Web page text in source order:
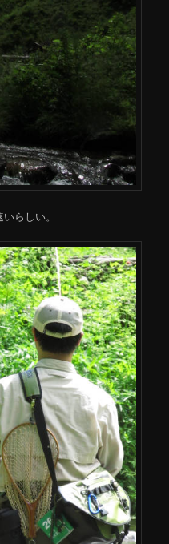
らしい。